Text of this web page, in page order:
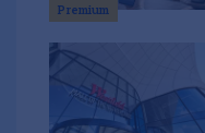
Premium